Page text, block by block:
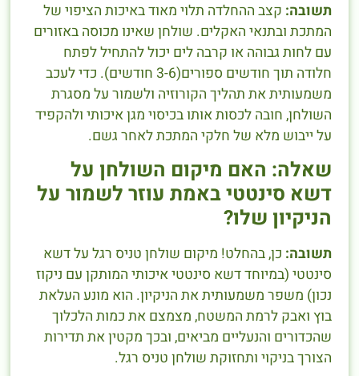
תשובה: קצב ההחלדה תלוי מאוד באיכות הציפוי של
המתכת ובתנאי האקלים. שולחן שאינו מכוסה באזורים
עם לחות גבוהה או קרבה לים יכול להתחיל לפתח
חלודה תוך חודשים ספורים(3-6 חודשים). כדי לעכב
משמעותית את תהליך הקורוזיה ולשמור על מסגרת
השולחן, חובה לכסות אותו בכיסוי מגן איכותי ולהקפיד
על ייבוש מלא של חלקי המתכת לאחר גשם.
שאלה: האם מיקום השולחן על
דשא סינטטי באמת עוזר לשמור על
הניקיון שלו?
תשובה: כן, בהחלט! מיקום שולחן טניס רגל על דשא
סינטטי (במיוחד דשא סינטטי איכותי המותקן עם ניקוז
נכון) משפר משמעותית את הניקיון. הוא מונע העלאת
בוץ ואבק לרמת המשטח, מצמצם את כמות הלכלוך
שהכדורים והנעליים מביאים, ובכך מקטין את תדירות
הצורך בניקוי ותחזוקת שולחן טניס רגל.